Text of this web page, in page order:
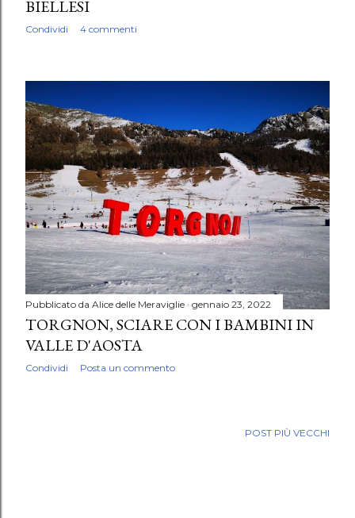
BIELLESI
Condividi 4 commenti
Pubblicato da Alice delle Meraviglie gennaio 23, 2022
TORGNON, SCIARE CON I BAMBINI IN
VALLE D'AOSTA
Condividi Posta un commento
POST PIÙ VECCHI